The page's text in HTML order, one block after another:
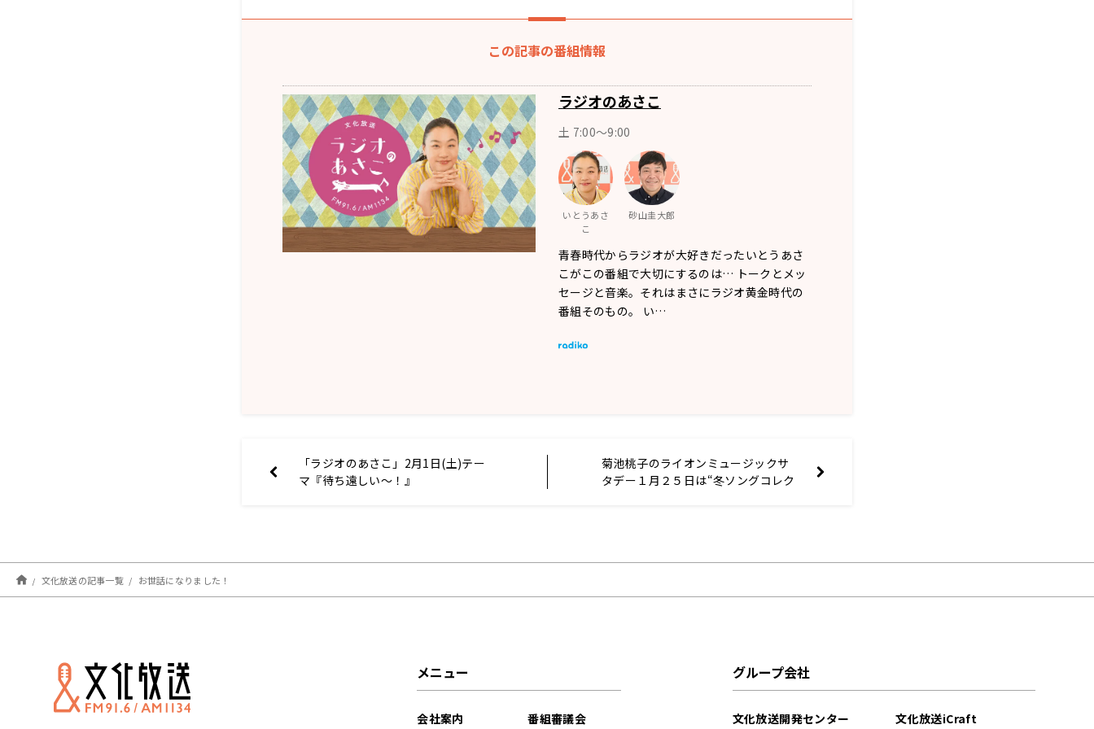
この記事の番組情報
ラジオのあさこ
土 7:00～9:00
いとうあさ
こ
砂山圭大郎
青春時代からラジオが大好きだったいとうあさ
こがこの番組で大切にするのは… トークとメッ
セージと音楽。それはまさにラジオ黄金時代の
番組そのもの。 い…
「ラジオのあさこ」2月1日(土)テー
マ『待ち遠しい〜！』
菊池桃子のライオンミュージックサ
タデー１月２５日は“冬ソングコレク
文化放送の記事一覧 お世話になりました！
メニュー
会社案内 番組審議会
グループ会社
文化放送開発センター 文化放送iCraft